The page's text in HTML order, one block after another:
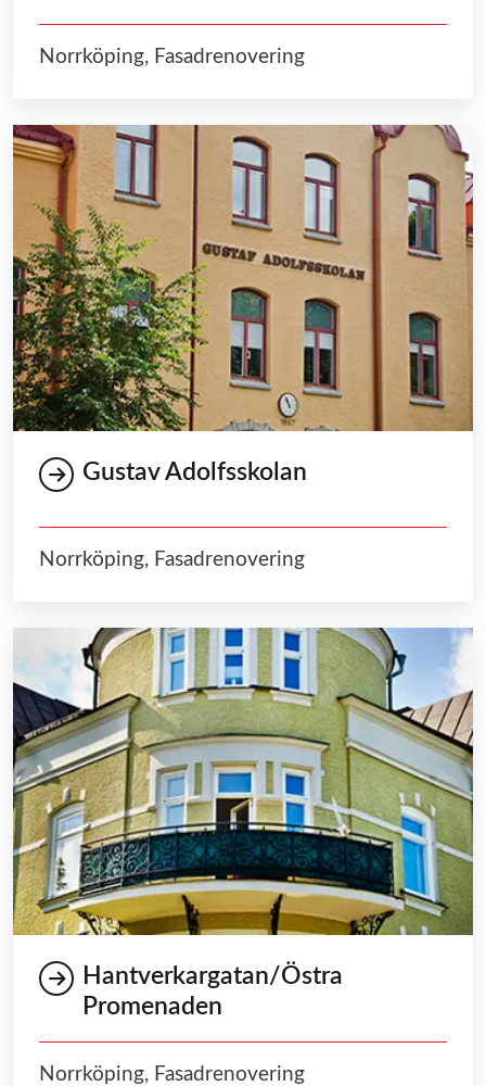
Norrköping, Fasadrenovering
Gustav Adolfsskolan
Norrköping, Fasadrenovering
Hantverkargatan/Östra
Promenaden
Norrköping, Fasadrenovering